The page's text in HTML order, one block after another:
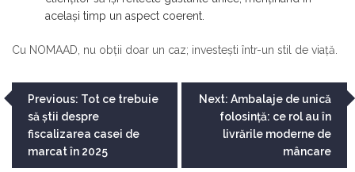
același timp un aspect coerent.
Cu NOMAAD, nu obții doar un caz; investești într-un stil de viață.
Navigare
în
articole
Previous: Tot ce trebuie
să știi despre
fiscalizarea casei de
marcat în 2025
Next: Ambalaje de unică
folosință: ce rol au în
livrările moderne de
mâncare